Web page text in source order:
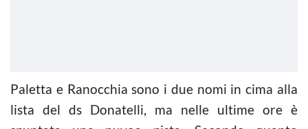
Paletta e Ranocchia sono i due nomi in cima alla
lista del ds Donatelli, ma nelle ultime ore è